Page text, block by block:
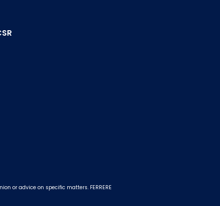
or advice on specific matters. FERRERE